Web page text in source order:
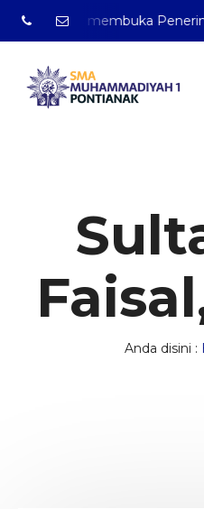
telah membuka
Anda disini :